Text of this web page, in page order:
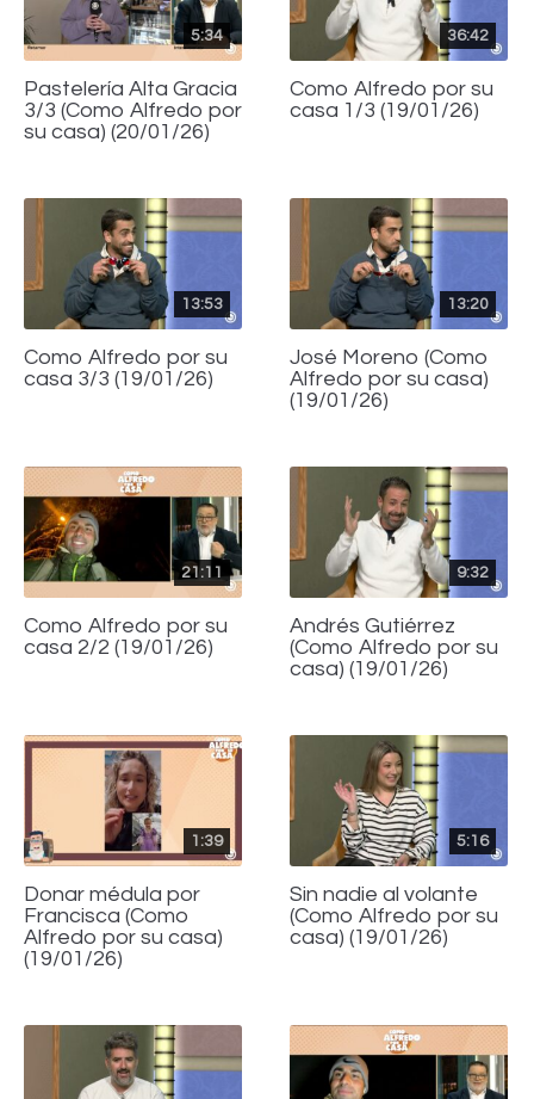
5:34
Pastelería Alta Gracia
3/3 (Como Alfredo por
su casa) (20/01/26)
36:42
Como Alfredo por su
casa 1/3 (19/01/26)
13:53
Como Alfredo por su
casa 3/3 (19/01/26)
13:20
José Moreno (Como
Alfredo por su casa)
(19/01/26)
21:11
Como Alfredo por su
casa 2/2 (19/01/26)
9:32
Andrés Gutiérrez
(Como Alfredo por su
casa) (19/01/26)
1:39
Donar médula por
Francisca (Como
Alfredo por su casa)
(19/01/26)
5:16
Sin nadie al volante
(Como Alfredo por su
casa) (19/01/26)